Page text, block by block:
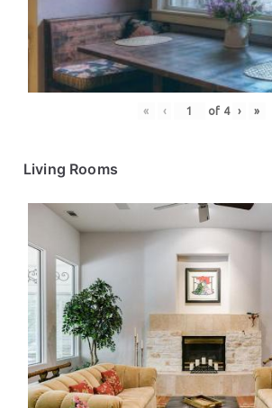
« ‹ of 4 › »
Living Rooms